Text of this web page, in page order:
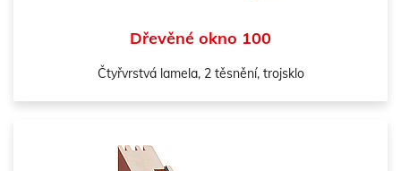
Dřevěné okno 100
Čtyřvrstvá lamela, 2 těsnění, trojsklo